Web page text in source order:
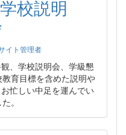
校説明
イト管理者
、学校説明会、学級懇
育目標を含めた説明や
忙しい中足を運んでい
。